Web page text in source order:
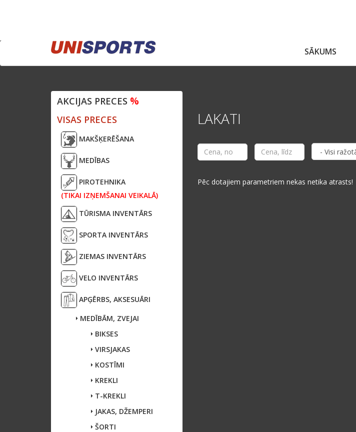
SĀKUMS
AKCIJAS PRECES %
VISAS PRECES
MAKŠĶERĒŠANA
MEDĪBAS
PIROTEHNIKA
(TIKAI IZŅEMŠANAI VEIKALĀ)
TŪRISMA INVENTĀRS
SPORTA INVENTĀRS
ZIEMAS INVENTĀRS
VELO INVENTĀRS
APĢĒRBS, AKSESUĀRI
MEDĪBĀM, ZVEJAI
BIKSES
VIRSJAKAS
KOSTĪMI
KREKLI
T-KREKLI
JAKAS, DŽEMPERI
ŠORTI
LAKATI
Pēc dotajiem parametriem nekas netika atrasts!